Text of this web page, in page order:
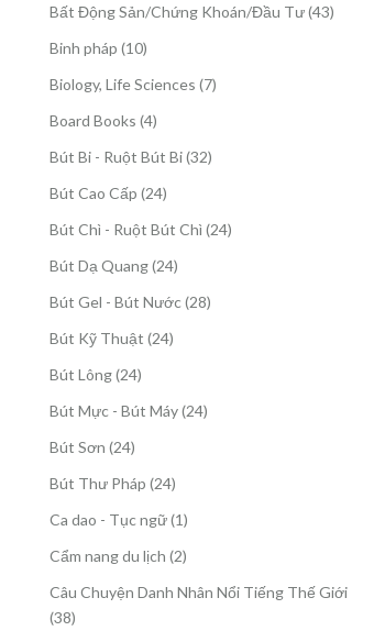
Bất Động Sản/Chứng Khoán/Đầu Tư 4343
Binh pháp 1010
Biology, Life Sciences 77
Board Books 44
phẩm
Bút Bi - Ruột Bút Bi 3232
Bút Cao Cấp 2424
Bút Chì - Ruột Bút Chì 2424
Bút Dạ Quang 2424
phẩm
Bút Gel - Bút Nước 2828
Bút Kỹ Thuật 2424
Bút Lông 2424
phẩm
Bút Mực - Bút Máy 2424
Bút Sơn 2424
phẩm
Bút Thư Pháp 2424
phẩm
Ca dao - Tục ngữ 11
phẩm
Cẩm nang du lịch 22
Câu Chuyện Danh Nhân Nổi Tiếng Thế Giới
3838